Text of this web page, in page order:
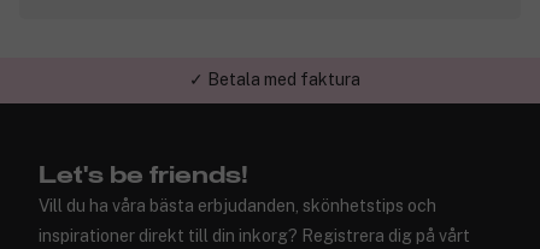
✓ Trygg E-handel
Let's be friends!
Vill du ha våra bästa erbjudanden, skönhetstips och
inspirationer direkt till din inkorg? Registrera dig på vårt